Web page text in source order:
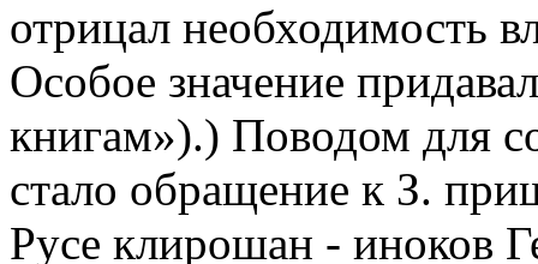
отрицал необходимость
Особое значение
книгам»).) Поводом для
стало обращение к З.
Русе клирошан - иноков